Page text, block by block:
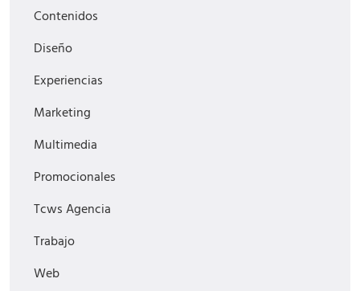
Contenidos
Diseño
Experiencias
Marketing
Multimedia
Promocionales
Tcws Agencia
Trabajo
Web